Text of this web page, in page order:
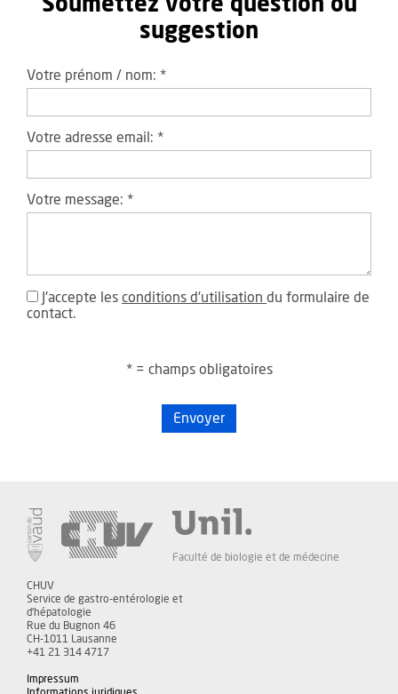
Soumettez votre question ou
suggestion
Votre prénom / nom: *
Votre adresse email: *
Votre message: *
J'accepte les conditions d'utilisation du formulaire de
contact.
* = champs obligatoires
Envoyer
Faculté de biologie et de médecine
CHUV
Service de gastro-entérologie et
d'hépatologie
Rue du Bugnon 46
CH-1011 Lausanne
+41 21 314 4717
Impressum